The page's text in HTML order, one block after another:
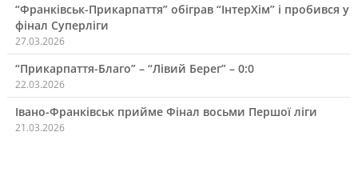
“Франківськ-Прикарпаття” обіграв “ІнтерХім” і пробився у
фінал Суперліги
27.03.2026
“Прикарпаття-Благо” – “Лівий Берег” – 0:0
22.03.2026
Івано-Франківськ прийме Фінал восьми Першої ліги
21.03.2026